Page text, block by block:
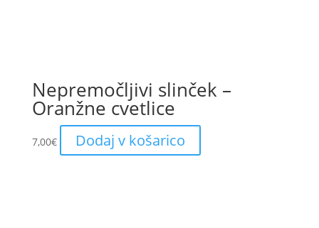
Nepremočljivi slinček –
Oranžne cvetlice
7,00€ Dodaj v košarico